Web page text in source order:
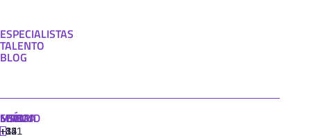
ESPECIALISTAS
TALENTO
BLOG
MADRID
+34
MIAMI
+1
SEÚL
+82
LISBOA
‪+351